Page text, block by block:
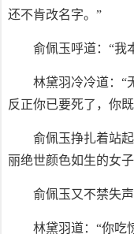
还不肯改名字。”
俞佩玉呼道：“我
林黛羽冷冷道：“
反正你已要死了，你
俞佩玉挣扎着站
丽绝世颜色如生的女子
俞佩玉又不禁失
林黛羽道：“你吃